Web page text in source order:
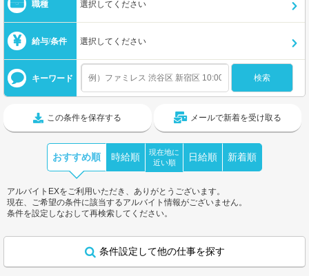
職種 選択してください
給与/条件 選択してください
キーワード
この条件を保存する メールで新着を受け取る
おすすめ順 時給順
現在地に
近い順
日給順 新着順
アルバイトEXをご利用いただき、ありがとうございます。
現在、ご希望の条件に該当するアルバイト情報がございません。
条件を設定しなおして再検索してください。
条件設定して他の仕事を探す